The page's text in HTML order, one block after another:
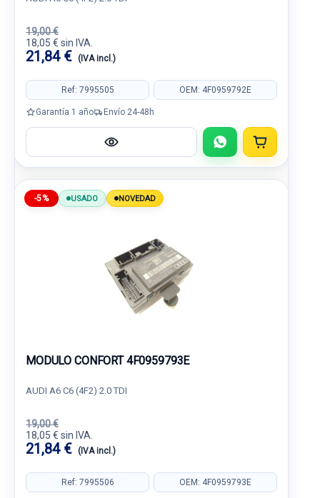
19,00 €
18,05 € sin IVA.
21,84 € (IVA incl.)
Ref: 7995505 OEM: 4F0959792E
Garantía 1 año Envío 24-48h
-5% USADO NOVEDAD
MODULO CONFORT 4F0959793E
AUDI A6 C6 (4F2) 2.0 TDI
19,00 €
18,05 € sin IVA.
21,84 € (IVA incl.)
Ref: 7995506 OEM: 4F0959793E